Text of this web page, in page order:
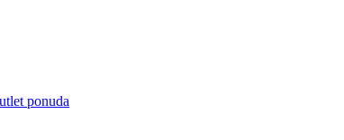
ponuda